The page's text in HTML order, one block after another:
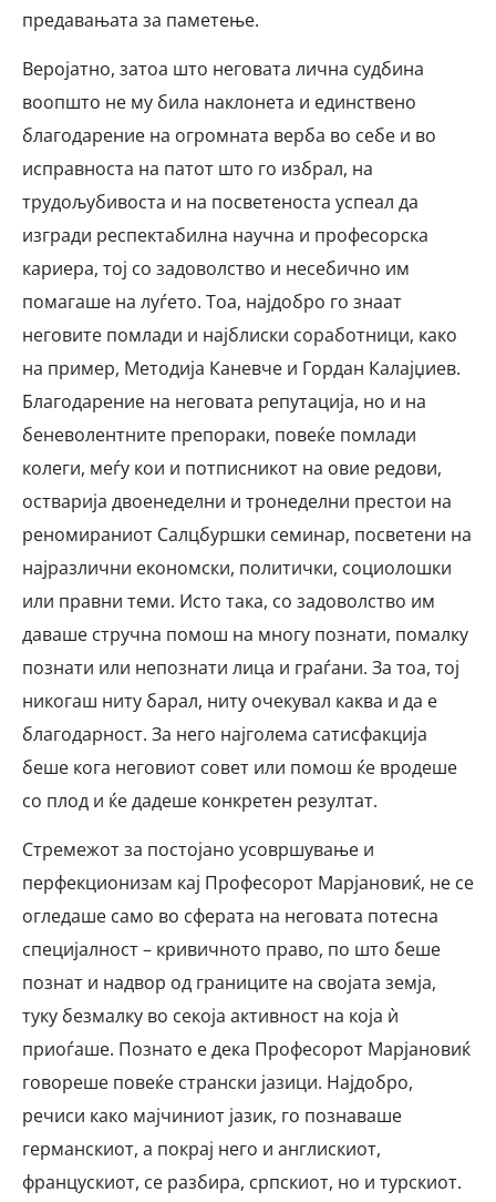
предавањата за паметење.
Веројатно, затоа што неговата лична судбина
воопшто не му била наклонета и единствено
благодарение на огромната верба во себе и во
исправноста на патот што го избрал, на
трудољубивоста и на посветеноста успеал да
изгради респектабилна научна и професорска
кариера, тој со задоволство и несебично им
помагаше на луѓето. Тоа, најдобро го знаат
неговите помлади и најблиски соработници, како
на пример, Методија Каневче и Гордан Калајџиев.
Благодарение на неговата репутација, но и на
беневолентните препораки, повеќе помлади
колеги, меѓу кои и потписникот на овие редови,
остварија двоенеделни и тронеделни престои на
реномираниот Салцбуршки семинар, посветени на
најразлични економски, политички, социолошки
или правни теми. Исто така, со задоволство им
даваше стручна помош на многу познати, помалку
познати или непознати лица и граѓани. За тоа, тој
никогаш ниту барал, ниту очекувал каква и да е
благодарност. За него најголема сатисфакција
беше кога неговиот совет или помош ќе вродеше
со плод и ќе дадеше конкретен резултат.
Стремежот за постојано усовршување и
перфекционизам кај Професорот Марјановиќ, не се
огледаше само во сферата на неговата потесна
специјалност – кривичното право, по што беше
познат и надвор од границите на својата земја,
туку безмалку во секоја активност на која ѝ
приоѓаше. Познато е дека Професорот Марјановиќ
говореше повеќе странски јазици. Најдобро,
речиси како мајчиниот јазик, го познаваше
германскиот, а покрај него и англискиот,
францускиот, се разбира, српскиот, но и турскиот.